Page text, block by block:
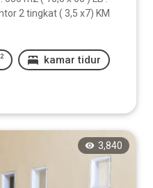
2 tingkat ( 3,5 x7) KM
2 kamar tidur
3,840